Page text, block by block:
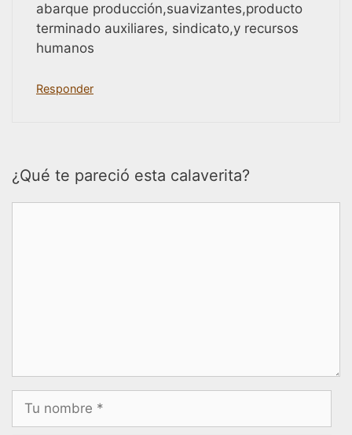
abarque producción,suavizantes,producto
terminado auxiliares, sindicato,y recursos
humanos
Responder
¿Qué te pareció esta calaverita?
Nombre